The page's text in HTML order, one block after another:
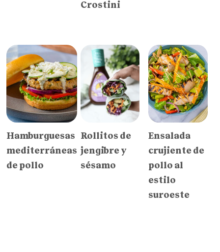
Crostini
Hamburguesas
mediterráneas
de pollo
Rollitos de
jengibre y
sésamo
Ensalada
crujiente de
pollo al
estilo
suroeste